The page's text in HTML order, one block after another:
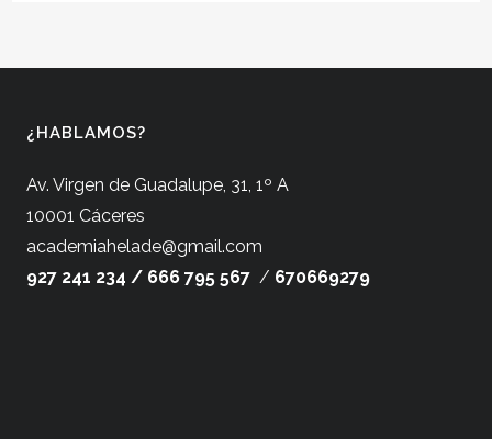
¿HABLAMOS?
Av. Virgen de Guadalupe, 31, 1º A
10001 Cáceres
academiahelade@gmail.com
927 241 234 / 666 795 567 / 670669279